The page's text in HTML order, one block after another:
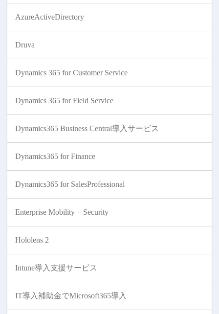
AzureActiveDirectory
Druva
Dynamics 365 for Customer Service
Dynamics 365 for Field Service
Dynamics365 Business Central導入サービス
Dynamics365 for Finance
Dynamics365 for SalesProfessional
Enterprise Mobility + Security
Hololens 2
Intune導入支援サービス
IT導入補助金でMicrosoft365導入